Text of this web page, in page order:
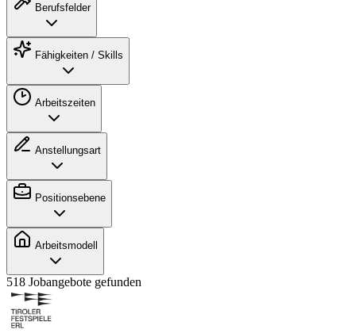
Berufsfelder
Fähigkeiten / Skills
Arbeitszeiten
Anstellungsart
Positionsebene
Arbeitsmodell
518 Jobangebote gefunden